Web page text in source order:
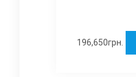
196,650грн.